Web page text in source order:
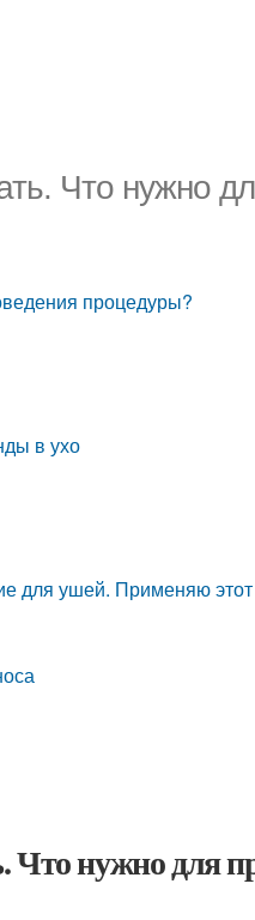
Что нужно
процедуры?
в ухо
для ушей. Применяю этот
Что нужно для